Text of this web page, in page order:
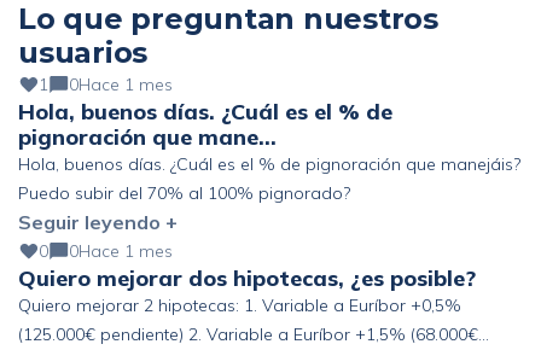
Lo que preguntan nuestros
usuarios
1 0Hace 1 mes
Hola, buenos días. ¿Cuál es el % de
pignoración que mane…
Hola, buenos días. ¿Cuál es el % de pignoración que manejáis?
Puedo subir del 70% al 100% pignorado?
Seguir leyendo +
0 0Hace 1 mes
Quiero mejorar dos hipotecas, ¿es posible?
Quiero mejorar 2 hipotecas: 1. Variable a Euríbor +0,5%
(125.000€ pendiente) 2. Variable a Euríbor +1,5% (68.000€